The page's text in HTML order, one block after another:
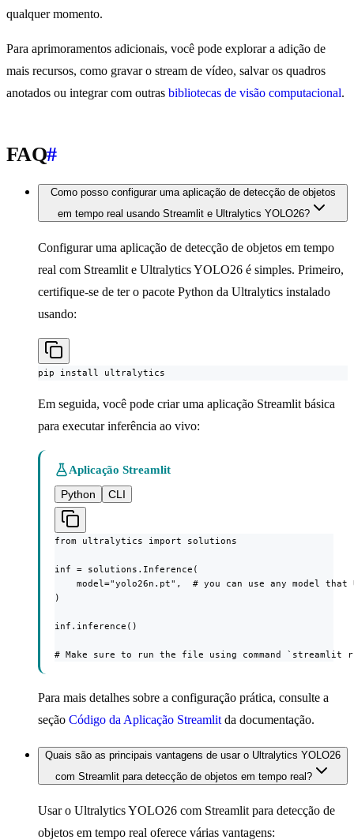
qualquer momento.
Para aprimoramentos adicionais, você pode explorar a adição de
mais recursos, como gravar o stream de vídeo, salvar os quadros
anotados ou integrar com outras bibliotecas de visão computacional.
FAQ#
Como posso configurar uma aplicação de detecção de objetos
em tempo real usando Streamlit e Ultralytics YOLO26?
Configurar uma aplicação de detecção de objetos em tempo
real com Streamlit e Ultralytics YOLO26 é simples. Primeiro,
certifique-se de ter o pacote Python da Ultralytics instalado
usando:
pip install ultralytics
Em seguida, você pode criar uma aplicação Streamlit básica
para executar inferência ao vivo:
Aplicação Streamlit
Python
CLI
from ultralytics import solutions
inf = solutions.Inference(
model="yolo26n.pt",  # you can use any model
)
inf.inference()
# Make sure to run the file using command
Para mais detalhes sobre a configuração prática, consulte a
seção Código da Aplicação Streamlit da documentação.
Quais são as principais vantagens de usar o Ultralytics YOLO26
com Streamlit para detecção de objetos em tempo real?
Usar o Ultralytics YOLO26 com Streamlit para detecção de
objetos em tempo real oferece várias vantagens: